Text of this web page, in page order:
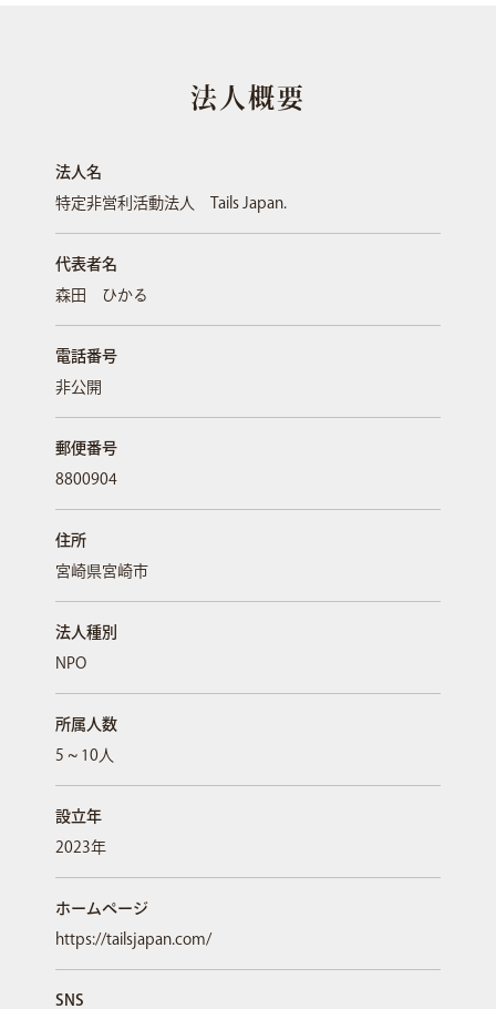
法人概要
法人名
特定非営利活動法人 Tails Japan.
代表者名
森田 ひかる
電話番号
非公開
郵便番号
8800904
住所
宮崎県宮崎市
法人種別
NPO
所属人数
5 ~ 10人
設立年
2023年
ホームページ
https://tailsjapan.com/
SNS